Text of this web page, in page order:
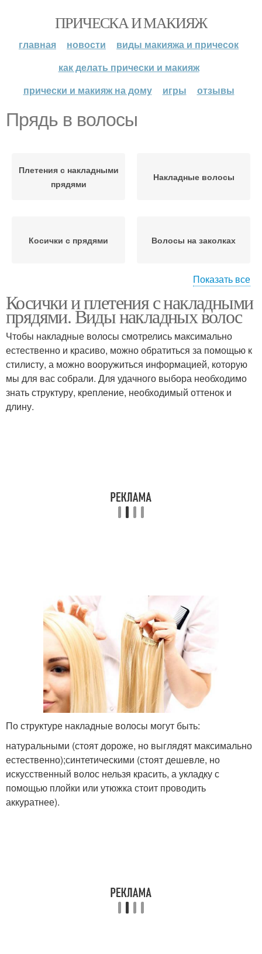
ПРИЧЕСКА И МАКИЯЖ
главная новости
виды макияжа и причесок
как делать прически и макияж
прически и макияж на дому
игры отзывы
Прядь в волосы
Плетения с накладными
прядями
Накладные волосы
Косички с прядями Волосы на заколках
Пряди на волосах
прядей
Пряди в косу
Косы с накладными
волосами
Показать все
Косички и плетения с накладными
прядями. Виды накладных волос
Чтобы накладные волосы смотрелись максимально
естественно и красиво, можно обратиться за помощью к
стилисту, а можно вооружиться информацией, которую
мы для вас собрали. Для удачного выбора необходимо
знать структуру, крепление, необходимый оттенок и
длину.
По структуре накладные волосы могут быть:
натуральными (стоят дороже, но выглядят максимально
естественно);синтетическими (стоят дешевле, но
искусственный волос нельзя красить, а укладку с
помощью плойки или утюжка стоит проводить
аккуратнее).